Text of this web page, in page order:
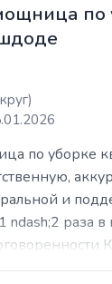
по
по уборке
и
ndash;2 раза